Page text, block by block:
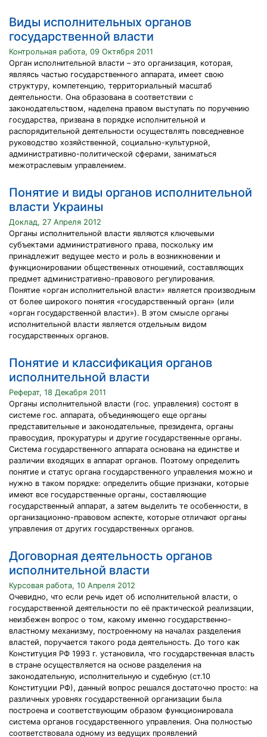
Виды исполнительных органов
государственной власти
Контрольная работа, 09 Октября 2011
Орган исполнительной власти – это организация, которая,
являясь частью государственного аппарата, имеет свою
структуру, компетенцию, территориальный масштаб
деятельности. Она образована в соответствии с
законодательством, наделена правом выступать по поручению
государства, призвана в порядке исполнительной и
распорядительной деятельности осуществлять повседневное
руководство хозяйственной, социально-культурной,
административно-политической сферами, заниматься
межотраслевым управлением.
Понятие и виды органов исполнительной
власти Украины
Доклад, 27 Апреля 2012
Органы исполнительной власти являются ключевыми
субъектами административного права, поскольку им
принадлежит ведущее место и роль в возникновении и
функционировании общественных отношений, составляющих
предмет административно-правового регулирования.
Понятие «орган исполнительной власти» является производным
от более широкого понятия «государственный орган» (или
«орган государственной власти»). В этом смысле органы
исполнительной власти является отдельным видом
государственных органов.
Понятие и классификация органов
исполнительной власти
Реферат, 18 Декабря 2011
Органы исполнительной власти (гос. управления) состоят в
системе гос. аппарата, объединяющего еще органы
представительные и законодательные, президента, органы
правосудия, прокуратуры и другие государственные органы.
Система государственного аппарата основана на единстве и
различии входящих в аппарат органов. Поэтому определить
понятие и статус органа государственного управления можно и
нужно в таком порядке: определить общие признаки, которые
имеют все государственные органы, составляющие
государственный аппарат, а затем выделить те особенности, в
организационно-правовом аспекте, которые отличают органы
управления от других государственных органов.
Договорная деятельность органов
исполнительной власти
Курсовая работа, 10 Апреля 2012
Очевидно, что если речь идет об исполнительной власти, о
государственной деятельности по её практической реализации,
неизбежен вопрос о том, какому именно государственно-
властному механизму, построенному на началах разделения
властей, поручается такого рода деятельность. До того как
Конституция РФ 1993 г. установила, что государственная власть
в стране осуществляется на основе разделения на
законодательную, исполнительную и судебную (ст.10
Конституции РФ), данный вопрос решался достаточно просто: на
различных уровнях государственной организации была
построена и соответствующим образом функционировала
система органов государственного управления. Она полностью
соответствовала одному из ведущих проявлений